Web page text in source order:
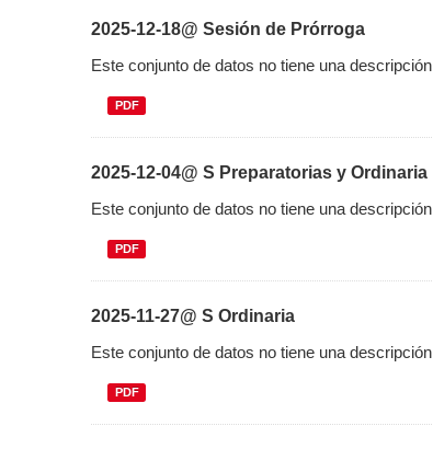
2025-12-18@ Sesión de Prórroga
Este conjunto de datos no tiene una descripción
PDF
2025-12-04@ S Preparatorias y Ordinaria
Este conjunto de datos no tiene una descripción
PDF
2025-11-27@ S Ordinaria
Este conjunto de datos no tiene una descripción
PDF